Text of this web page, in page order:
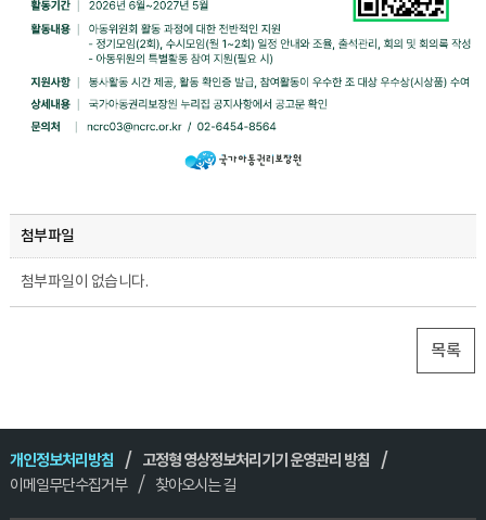
첨부파일
첨부파일이 없습니다.
목록
개인정보처리방침
고정형 영상정보처리기기 운영관리 방침
이메일무단수집거부
찾아오시는 길